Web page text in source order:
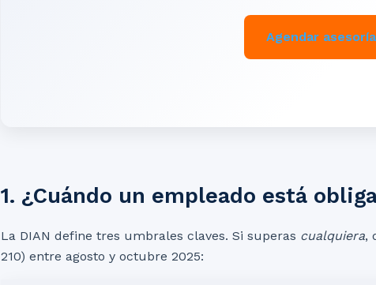
Agendar
1. ¿Cuándo un empleado está
La DIAN define tres umbrales claves. Si superas cualquiera,
210) entre agosto y octubre 2025: